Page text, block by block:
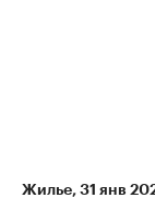
Жилье⁠, 31 янв